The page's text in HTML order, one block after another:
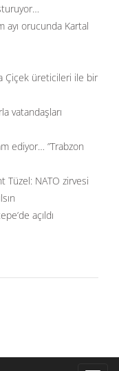
ayı orucunda Kartal
Çiçek üreticileri ile bir
vatandaşları
ediyor… ”Trabzon
Tüzel: NATO zirvesi
açıldı